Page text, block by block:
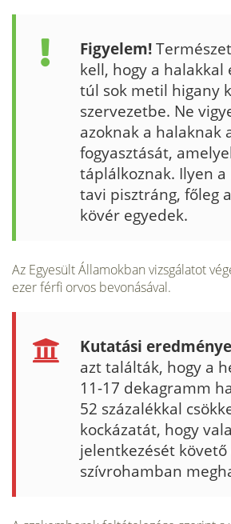
Figyelem!
kell, hogy a
túl sok metil higany
szervezetbe. Ne
azoknak a halaknak
fogyasztását,
táplálkoznak. Ilyen a
tavi pisztráng, főleg
kövér egyedek.
Az Egyesült Államokban vizsgálatot
ezer férfi orvos bevonásával.
Kutatási
azt találták, hogy a
11-17 dekagramm
52 százalékkal
kockázatát, hogy
je­lentkezését
szívrohamban